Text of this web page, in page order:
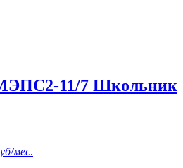
11/7 Школьник
мес.